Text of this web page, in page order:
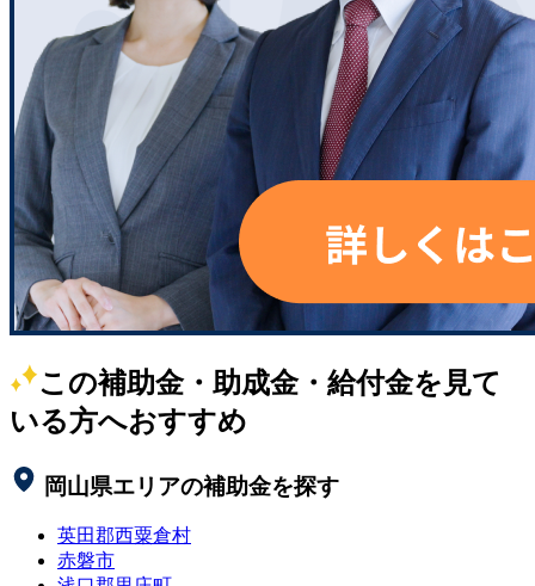
この補助金・助成金・給付金を見て
いる方へおすすめ
岡山県エリアの補助金を探す
英田郡西粟倉村
赤磐市